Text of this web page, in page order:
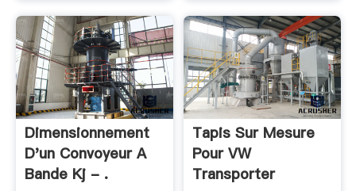
Dimensionnement
D'un Convoyeur A
Bande Kj - .
Tapis Sur Mesure
Pour VW
Transporter